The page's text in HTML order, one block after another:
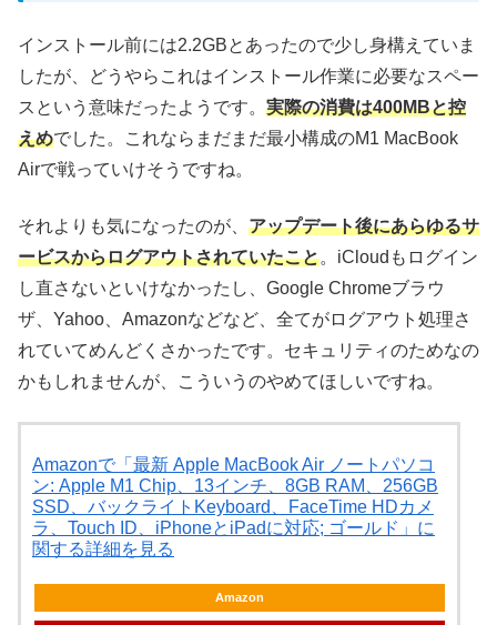
インストール前には2.2GBとあったので少し身構えていま
したが、どうやらこれはインストール作業に必要なスペー
スという意味だったようです。 実際の消費は400MBと控
えめでした。これならまだまだ最小構成のM1 MacBook
Airで戦っていけそうですね。
それよりも気になったのが、 アップデート後にあらゆるサ
ービスからログアウトされていたこと。iCloudもログイン
し直さないといけなかったし、Google Chromeブラウ
ザ、Yahoo、Amazonなどなど、全てがログアウト処理さ
れていてめんどくさかったです。セキュリティのためなの
かもしれませんが、こういうのやめてほしいですね。
Amazonで「最新 Apple MacBook Air ノートパソコ
ン: Apple M1 Chip、13インチ、8GB RAM、256GB
SSD、バックライトKeyboard、FaceTime HDカメ
ラ、Touch ID、iPhoneとiPadに対応; ゴールド」に
関する詳細を見る
Amazon